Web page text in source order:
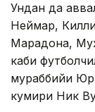
Ундан да
Неймар,
Марадона,
каби
мураббийи
кумири Ник